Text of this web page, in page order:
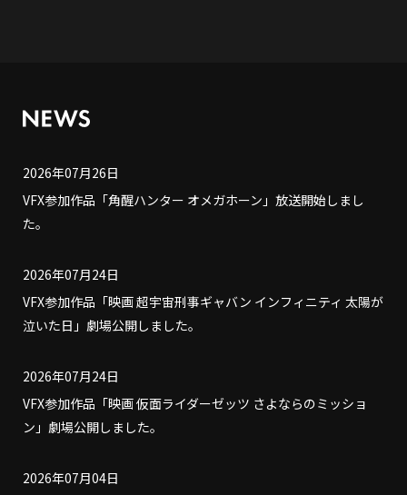
2026年07月26日
VFX参加作品「角醒ハンター オメガホーン」放送開始しまし
た。
2026年07月24日
VFX参加作品「映画 超宇宙刑事ギャバン インフィニティ 太陽が
泣いた日」劇場公開しました。
2026年07月24日
VFX参加作品「映画 仮面ライダーゼッツ さよならのミッショ
ン」劇場公開しました。
2026年07月04日